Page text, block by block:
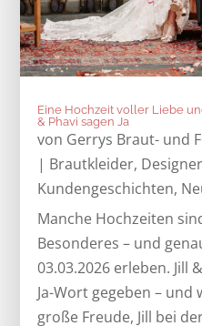
Eine Hochzeit voller Liebe
& Phavi sagen Ja
von Gerrys Braut- und
| Brautkleider, Designer
Kundengeschichten,
Manche Hochzeiten
Besonderes – und
03.03.2026 erleben. Jill
Ja-Wort gegeben –
große Freude, Jill bei